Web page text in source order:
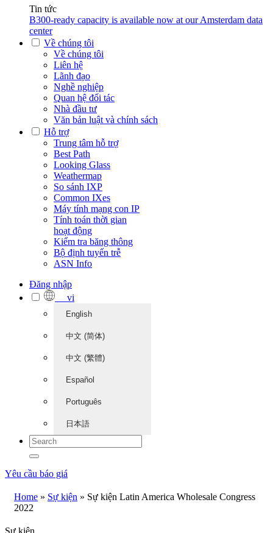
Tin tức
B300-ready capacity is available now at our Amsterdam data
center
Về chúng tôi
Về chúng tôi
Liên hệ
Lãnh đạo
Nghề nghiệp
Quan hệ đối tác
Nhà đầu tư
Văn bản luật và chính sách
Hỗ trợ
Trung tâm hỗ trợ
Best Path
Looking Glass
Weathermap
So sánh IXP
Common IXes
Máy tính mạng con IP
Tính toán thời gian
hoạt động
Kiểm tra băng thông
Bộ định tuyến trễ
ASN Info
Đăng nhập
vi
English
中文 (简体)
中文 (繁體)
Español
Português
日本語
Yêu cầu báo giá
Home » Sự kiện » Sự kiện Latin America Wholesale Congress
2022
Sự kiện